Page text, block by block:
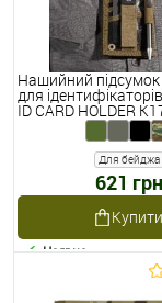
Нашийний підсумок
для
ID CARD HOLDER
Для бейджа
621 грн
Купити
Наявне